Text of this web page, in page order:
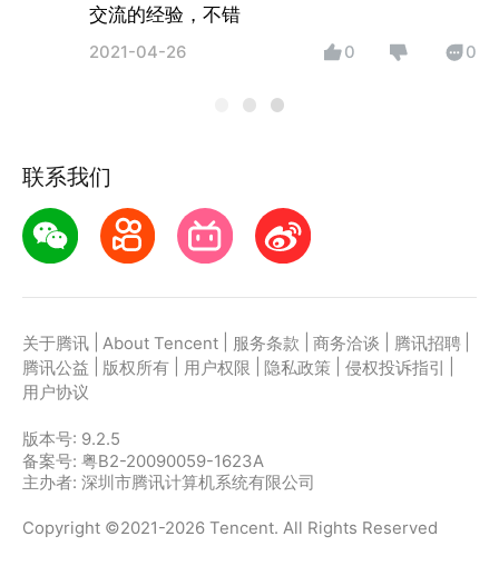
交流的经验，不错
2021-04-26 0 0
联系我们
关于腾讯 About Tencent 服务条款 商务洽谈 腾讯招聘
腾讯公益
版权所有 用户权限 隐私政策 侵权投诉指引
用户协议
版本号: 9.2.5
备案号: 粤B2-20090059-1623A
主办者: 深圳市腾讯计算机系统有限公司
Copyright ©2021-2026 Tencent. All Rights Reserved